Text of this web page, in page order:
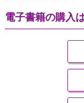
電子書籍の購入